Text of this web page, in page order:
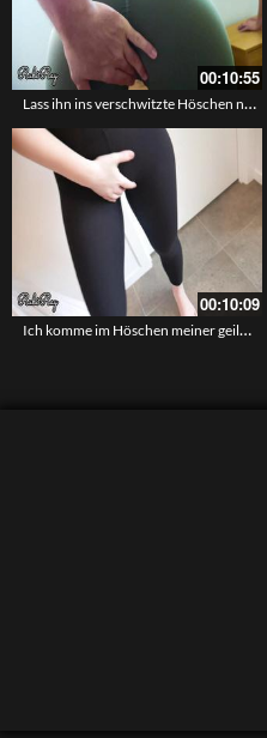
00:10:55
Lass ihn ins verschwitzte Höschen nach dem Sport spritzen – Sex nach Yogastunde
00:10:09
Ich komme im Höschen meiner geilen Stiefschwester